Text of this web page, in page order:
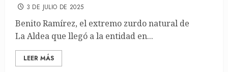
3 DE JULIO DE 2025
Benito Ramírez, el extremo zurdo natural de
La Aldea que llegó a la entidad en...
LEER MÁS